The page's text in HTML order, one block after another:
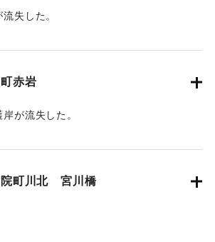
失した。
:01215077
赤岩
が流失した。
:01215076
院町川北 宮川橋